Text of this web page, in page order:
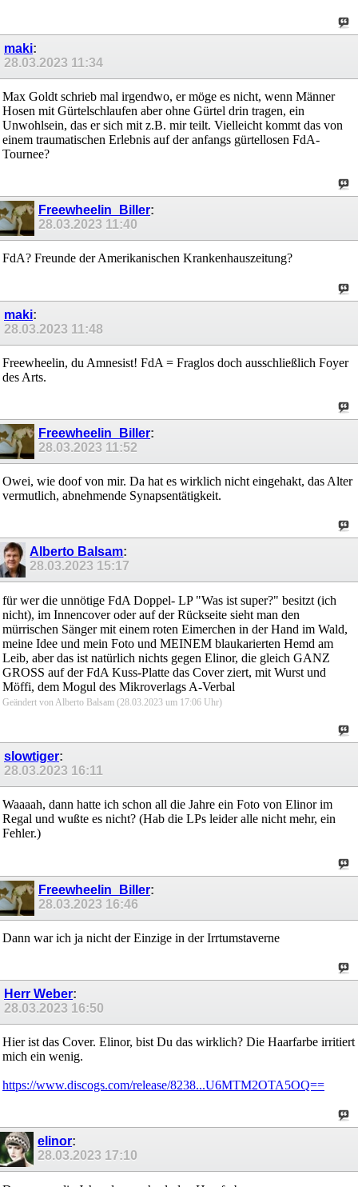
maki:
28.03.2023 11:34
Max Goldt schrieb mal irgendwo, er möge es nicht, wenn Männer
Hosen mit Gürtelschlaufen aber ohne Gürtel drin tragen, ein
Unwohlsein, das er sich mit z.B. mir teilt. Vielleicht kommt das von
einem traumatischen Erlebnis auf der anfangs gürtellosen FdA-
Tournee?
Freewheelin_Biller:
28.03.2023 11:40
FdA? Freunde der Amerikanischen Krankenhauszeitung?
maki:
28.03.2023 11:48
Freewheelin, du Amnesist! FdA = Fraglos doch ausschließlich Foyer
des Arts.
Freewheelin_Biller:
28.03.2023 11:52
Owei, wie doof von mir. Da hat es wirklich nicht eingehakt, das Alter
vermutlich, abnehmende Synapsentätigkeit.
Alberto Balsam:
28.03.2023 15:17
für wer die unnötige FdA Doppel- LP "Was ist super?" besitzt (ich
nicht), im Innencover oder auf der Rückseite sieht man den
mürrischen Sänger mit einem roten Eimerchen in der Hand im Wald,
meine Idee und mein Foto und MEINEM blaukarierten Hemd am
Leib, aber das ist natürlich nichts gegen Elinor, die gleich GANZ
GROSS auf der FdA Kuss-Platte das Cover ziert, mit Wurst und
Möffi, dem Mogul des Mikroverlags A-Verbal
Geändert von Alberto Balsam (28.03.2023 um 17:06 Uhr)
slowtiger:
28.03.2023 16:11
Waaaah, dann hatte ich schon all die Jahre ein Foto von Elinor im
Regal und wußte es nicht? (Hab die LPs leider alle nicht mehr, ein
Fehler.)
Freewheelin_Biller:
28.03.2023 16:46
Dann war ich ja nicht der Einzige in der Irrtumstaverne
Herr Weber:
28.03.2023 16:50
Hier ist das Cover. Elinor, bist Du das wirklich? Die Haarfarbe irritiert
mich ein wenig.
https://www.discogs.com/release/8238...U6MTM2OTA5OQ==
elinor:
28.03.2023 17:10